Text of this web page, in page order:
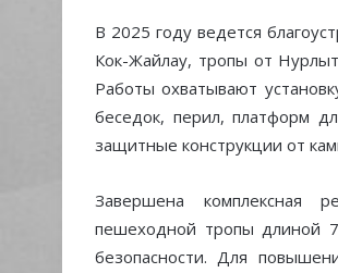
В 2025 году ведется
Кок-Жайлау, тропы от
Работы охватывают
беседок, перил, платформ
защитные конструкции от
Завершена комплексная
пешеходной тропы длиной
безопасности. Для